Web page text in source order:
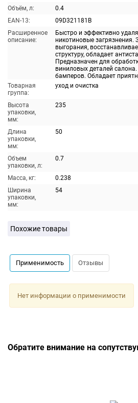
Объём, л:
0.4
EAN-13:
09D321181B
Расширенное
описание:
Быстро и эффективно
никотиновые загрязнения.
выгорания,
структуру, обладает
Предназначен для
виниловых деталей
бамперов. Обладает
Товарная
группа:
уход и очистка
Высота
упаковки,
мм:
235
Длина
упаковки,
мм:
50
Объем
упаковки, л:
0.7
Масса, кг:
0.238
Ширина
упаковки,
мм:
54
Похожие товары
Применимость Отзывы
Нет информации о применимости
Обратите внимание на